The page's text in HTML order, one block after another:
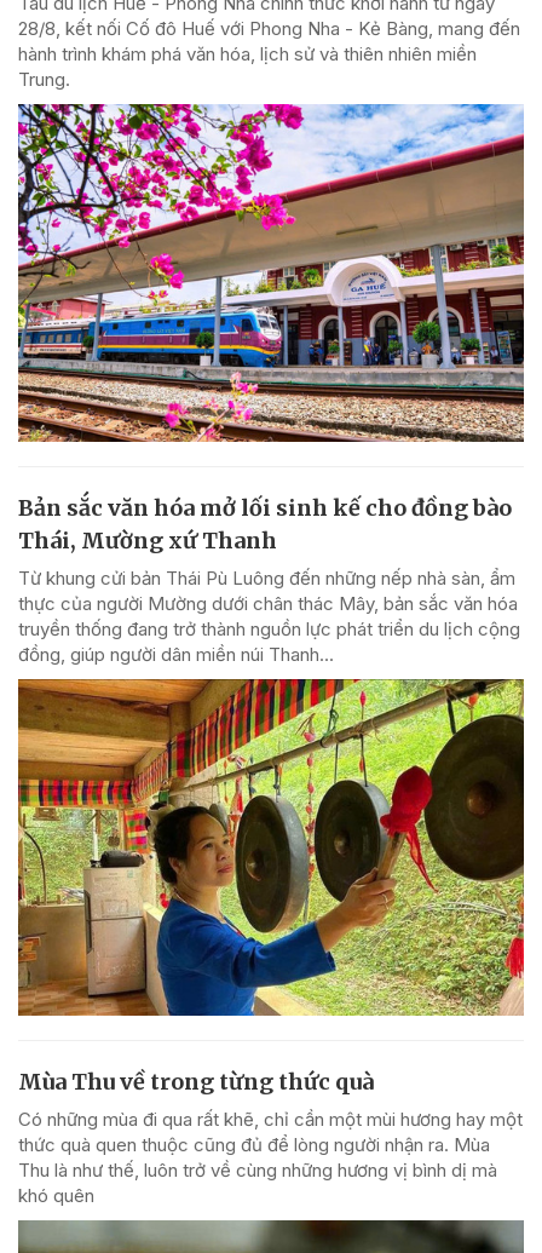
28/8, kết nối Cố đô Huế với Phong Nha - Kẻ Bàng, mang đến
hành trình khám phá văn hóa, lịch sử và thiên nhiên miền
Trung.
Bản sắc văn hóa mở lối sinh kế cho đồng bào
Thái, Mường xứ Thanh
Từ khung cửi bản Thái Pù Luông đến những nếp nhà sàn, ẩm
thực của người Mường dưới chân thác Mây, bản sắc văn hóa
truyền thống đang trở thành nguồn lực phát triển du lịch cộng
đồng, giúp người dân miền núi Thanh...
Mùa Thu về trong từng thức quà
Có những mùa đi qua rất khẽ, chỉ cần một mùi hương hay một
thức quà quen thuộc cũng đủ để lòng người nhận ra. Mùa
Thu là như thế, luôn trở về cùng những hương vị bình dị mà
khó quên